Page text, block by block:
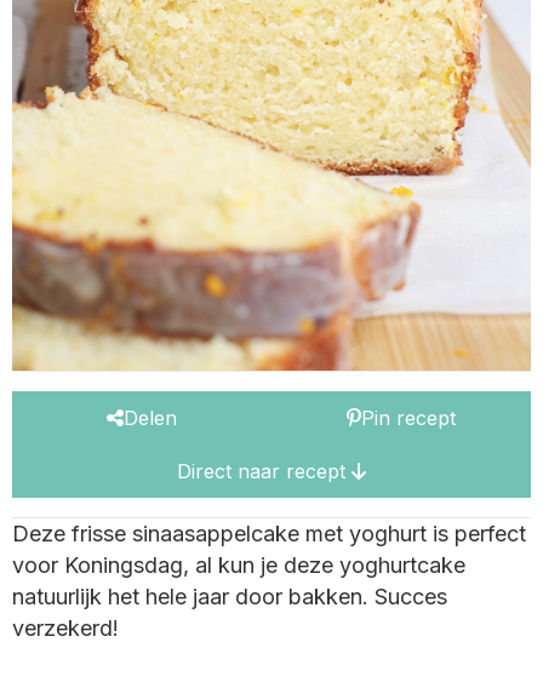
Delen Pin recept
Direct naar recept
Deze frisse sinaasappelcake met yoghurt is perfect
voor Koningsdag, al kun je deze yoghurtcake
natuurlijk het hele jaar door bakken. Succes
verzekerd!